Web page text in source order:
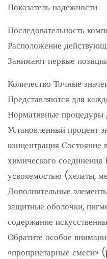
Показатель надежности
Последовательность
Расположение
Занимают первые
Количество Точные
Представляются для
Нормативные процедуры
Установленный процент
концентрация
химического
усвояемостью (хелаты,
Дополнительные
защитные оболочки,
содержание
Обратите особое
«проприетарные